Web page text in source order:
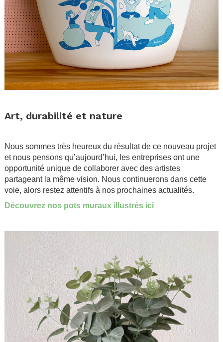
Art, durabilité et nature
Nous sommes très heureux du résultat de ce nouveau projet
et nous pensons qu’aujourd’hui, les entreprises ont une
opportunité unique de collaborer avec des artistes
partageant la même vision. Nous continuerons dans cette
voie, alors restez attentifs à nos prochaines actualités.
Découvrez nos pots muraux illustrés ici